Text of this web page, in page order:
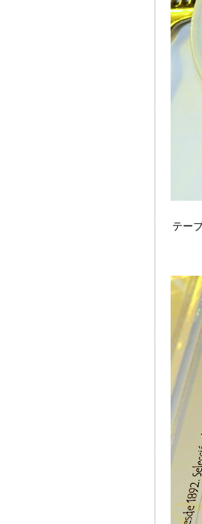
テー